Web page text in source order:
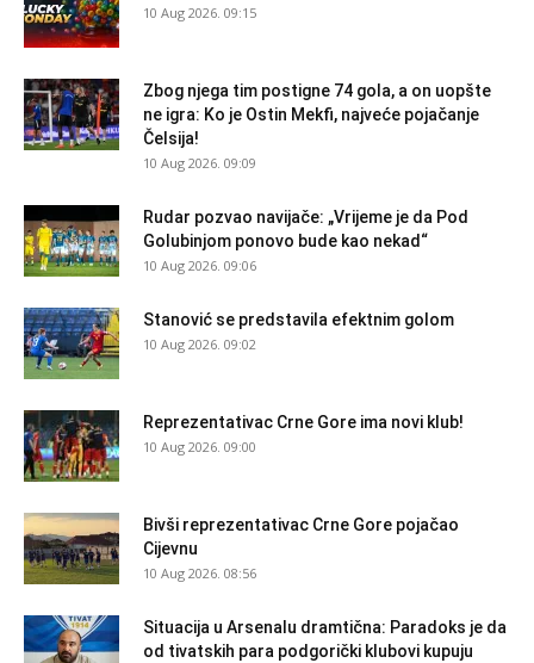
10 Aug 2026. 09:15
Zbog njega tim postigne 74 gola, a on uopšte
ne igra: Ko je Ostin Mekfi, najveće pojačanje
Čelsija!
10 Aug 2026. 09:09
Rudar pozvao navijače: „Vrijeme je da Pod
Golubinjom ponovo bude kao nekad“
10 Aug 2026. 09:06
Stanović se predstavila efektnim golom
10 Aug 2026. 09:02
Reprezentativac Crne Gore ima novi klub!
10 Aug 2026. 09:00
Bivši reprezentativac Crne Gore pojačao
Cijevnu
10 Aug 2026. 08:56
Situacija u Arsenalu dramtična: Paradoks je da
od tivatskih para podgorički klubovi kupuju